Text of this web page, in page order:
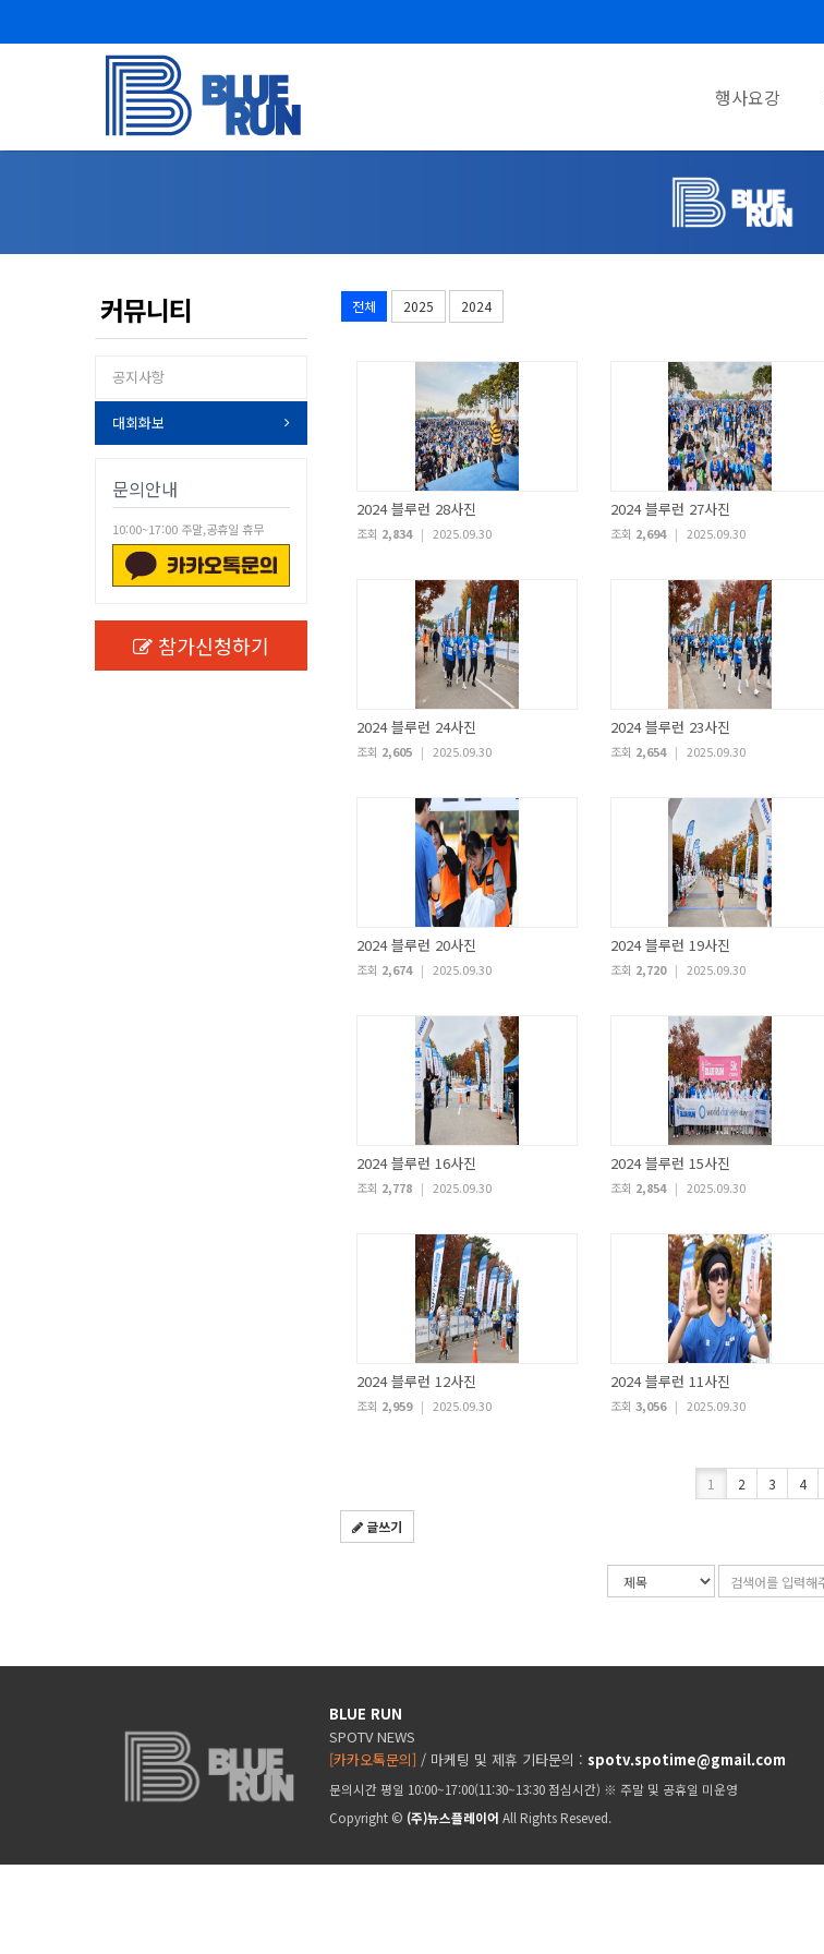
행사요강
커뮤니티
공지사항
대회화보
문의안내
10:00~17:00 주말,공휴일 휴무
참가신청하기
전체 2025 2024
2024 블루런 28사진
조회 2,834 | 2025.09.30
2024 블루런 27사진
조회 2,694 | 2025.09.30
2024 블루런 24사진
조회 2,605 | 2025.09.30
2024 블루런 23사진
조회 2,654 | 2025.09.30
2024 블루런 20사진
조회 2,674 | 2025.09.30
2024 블루런 19사진
조회 2,720 | 2025.09.30
2024 블루런 16사진
조회 2,778 | 2025.09.30
2024 블루런 15사진
조회 2,854 | 2025.09.30
2024 블루런 12사진
조회 2,959 | 2025.09.30
2024 블루런 11사진
조회 3,056 | 2025.09.30
1 2 3 4
글쓰기
검
색
검
색
BLUE RUN
SPOTV NEWS
[카카오톡문의] / 마케팅 및 제휴 기타문의 : spotv.spotime@gmail.com
문의시간 평일 10:00~17:00(11:30~13:30 점심시간) ※ 주말 및 공휴일 미운영
Copyright © (주)뉴스플레이어 All Rights Reseved.